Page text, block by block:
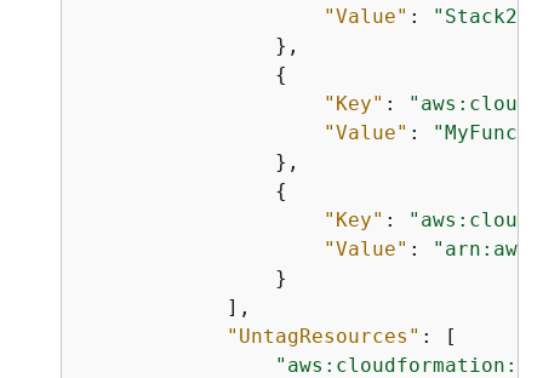
"Value" :
"Stack2"
                },
{
"Key" :
"Value" :
                },
{
"Key" :
"Value" :
                }
            ],
"UntagResources" : [